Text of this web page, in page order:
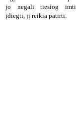
jo negali tiesiog imti
įdiegti, jį reikia patirti.